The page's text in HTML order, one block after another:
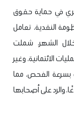
في حماية حقوق
النقدية، تعامل
وطلبًا خلال الشهر، شملت
الائتمانية، وغير
بسرعة الفحص، مما
2268 شكوى وبلاغًا، والرد على أصحابها